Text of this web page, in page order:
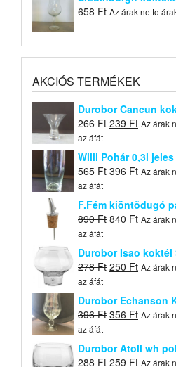
658 Ft Az árak netto
AKCIÓS TERMÉKEK
Durobor Cancun
266Ft Original
was:
266 Ft.
239 FtCurrent
is:
239 Ft.
Az árak
az áfát
Willi Pohár 0,3l jeles
565Ft Original
was:
565 Ft.
396 FtCurrent
is:
396 Ft.
Az árak
az áfát
F.Fém kiöntõdugó
890Ft Original
was:
890 Ft.
840 FtCurrent
is:
840 Ft.
Az árak
az áfát
Durobor Isao koktél
278Ft Original
was:
278 Ft.
250 FtCurrent
250 Ft.
Az árak
az áfát
Durobor Echanson
396Ft Original
was:
396 Ft.
356 FtCurrent
is:
356 Ft.
Az árak
az áfát
Durobor Atoll wh
288Ft Original
259 FtCurrent
Az árak